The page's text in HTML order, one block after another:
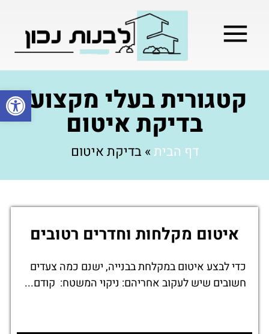
פתחקטגורית בעלי מקצוע:
בדיקת איטום
דף הבית» בדיקת איטום
איטום מקלחות וחדרים רטובים
כדי לבצע איטום במקלחת בבנייה, ישנם כמה צעדים
חשובים שיש לעקוב אחריהם: ניקוי המשטח: קודם...